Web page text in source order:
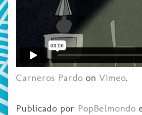
Carneros Pardo on Vimeo.
Publicado por PopBelmondo